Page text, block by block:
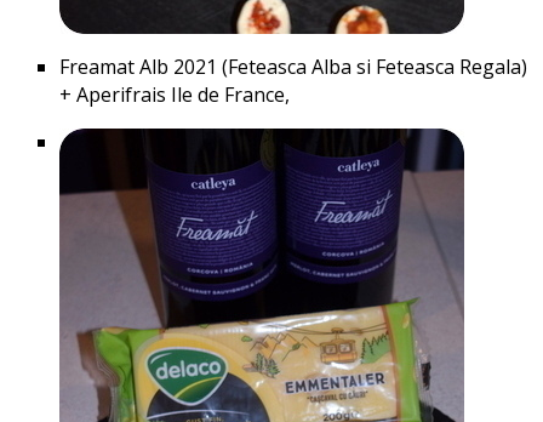
Freamat Alb 2021 (Feteasca Alba si Feteasca Regala)
+ Aperifrais Ile de France,